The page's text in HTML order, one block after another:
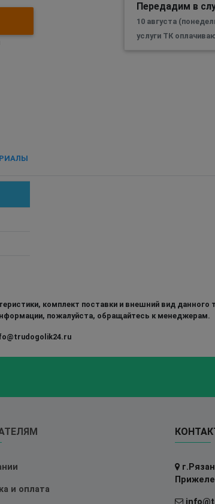
Передадим в
10 августа
услуги ТК
комплект поставки и внешний вид
пожалуйста, обращайтесь к менеджерам.
и оплата